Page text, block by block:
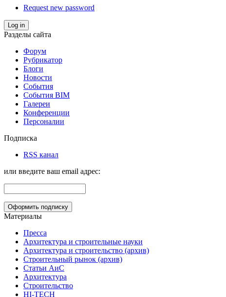
Request new password
Log in
Разделы сайта
Форум
Рубрикатор
Блоги
Новости
События
События BIM
Галереи
Конференции
Персоналии
Подписка
RSS канал
или введите ваш email адрес:
Материалы
Пресса
Архитектура и строительные науки
Архитектура и строительство (архив)
Строительный рынок (архив)
Статьи АиС
Архитектура
Строительство
HI-TECH